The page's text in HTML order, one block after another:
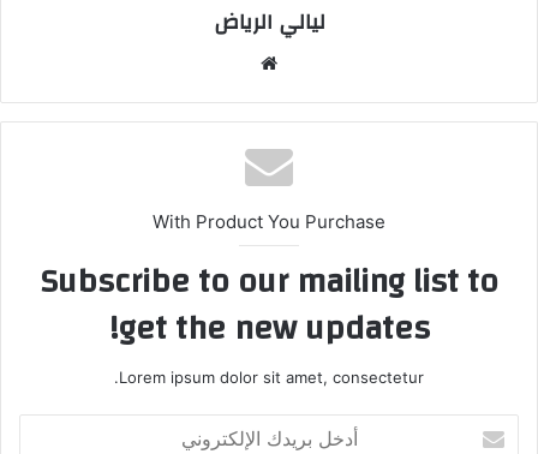
ليالي الرياض
الوي
ب
With Product You Purchase
Subscribe to our mailing list to
get the new updates!
Lorem ipsum dolor sit amet, consectetur.